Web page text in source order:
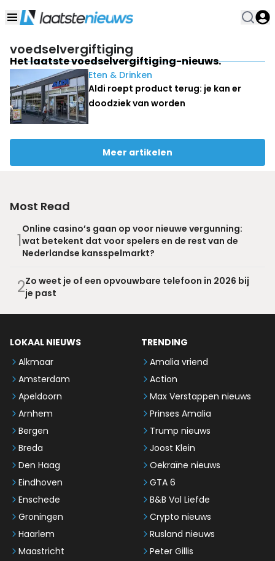
voedselvergiftiging
Het laatste voedselvergiftiging-nieuws.
Eten & Drinken
Aldi roept product terug: je kan er
doodziek van worden
Meer artikelen
Most Read
1
Online casino’s gaan op voor nieuwe vergunning:
wat betekent dat voor spelers en de rest van de
Nederlandse kansspelmarkt?
2Zo weet je of een opvouwbare telefoon in 2026 bij
je past
LOKAAL NIEUWS
Alkmaar
Amsterdam
Apeldoorn
Arnhem
Bergen
Breda
Den Haag
Eindhoven
Enschede
Groningen
Haarlem
Maastricht
TRENDING
Amalia vriend
Action
Max Verstappen nieuws
Prinses Amalia
Trump nieuws
Joost Klein
Oekraïne nieuws
GTA 6
B&B Vol Liefde
Crypto nieuws
Rusland nieuws
Peter Gillis